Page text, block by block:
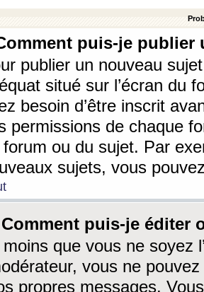
puis-je
publier un nouveau
situé sur l’écran du
besoin d’être inscrit
permissions de chaque
forum ou du sujet. Par
sujets, vous
puis-je éditer
que vous ne soyez
vous ne
propres messages.